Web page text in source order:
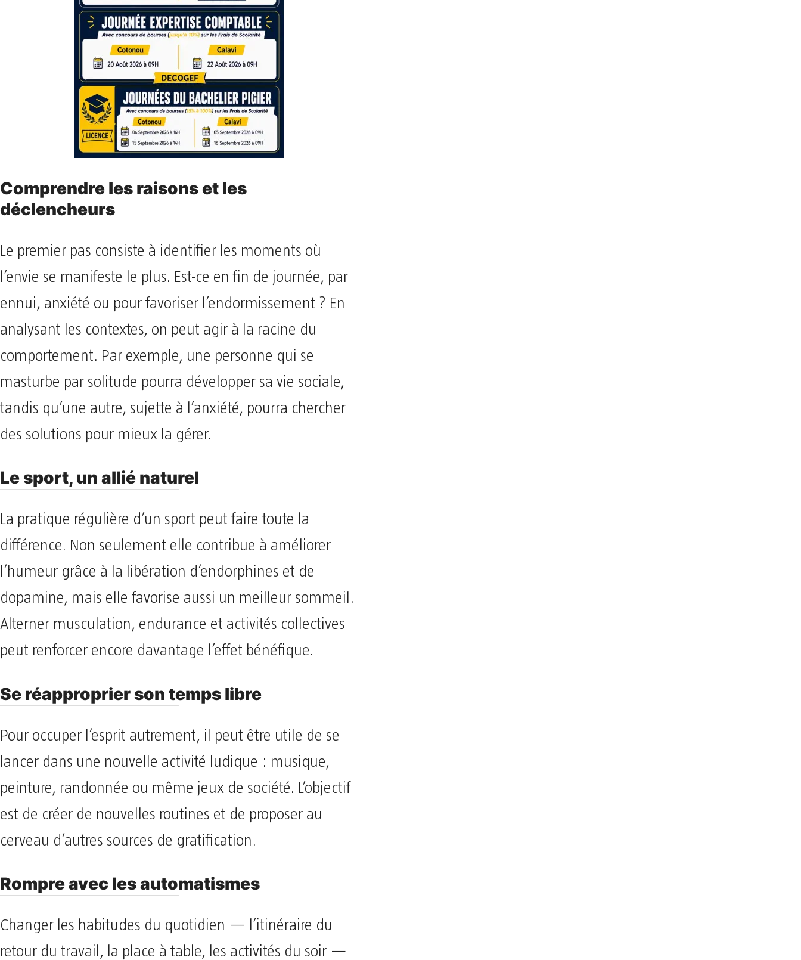
Comprendre les raisons et les
déclencheurs
Le premier pas consiste à identifier les moments où
l’envie se manifeste le plus. Est-ce en fin de journée, par
ennui, anxiété ou pour favoriser l’endormissement ? En
analysant les contextes, on peut agir à la racine du
comportement. Par exemple, une personne qui se
masturbe par solitude pourra développer sa vie sociale,
tandis qu’une autre, sujette à l’anxiété, pourra chercher
des solutions pour mieux la gérer.
Le sport, un allié naturel
La pratique régulière d’un sport peut faire toute la
différence. Non seulement elle contribue à améliorer
l’humeur grâce à la libération d’endorphines et de
dopamine, mais elle favorise aussi un meilleur sommeil.
Alterner musculation, endurance et activités collectives
peut renforcer encore davantage l’effet bénéfique.
Se réapproprier son temps libre
Pour occuper l’esprit autrement, il peut être utile de se
lancer dans une nouvelle activité ludique : musique,
peinture, randonnée ou même jeux de société. L’objectif
est de créer de nouvelles routines et de proposer au
cerveau d’autres sources de gratification.
Rompre avec les automatismes
Changer les habitudes du quotidien — l’itinéraire du
retour du travail, la place à table, les activités du soir —